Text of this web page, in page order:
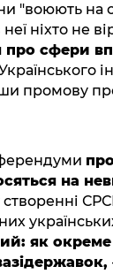
"воюють на
ніхто не
про сфери
промову
на
як